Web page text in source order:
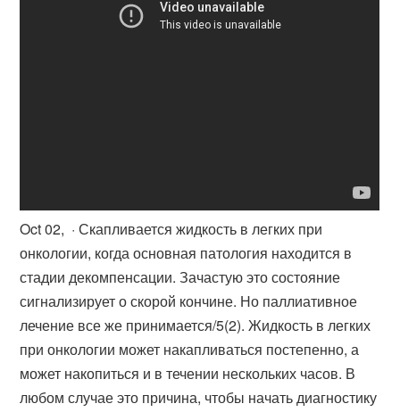
Oct 02, · Скапливается жидкость в легких при
онкологии, когда основная патология находится в
стадии декомпенсации. Зачастую это состояние
сигнализирует о скорой кончине. Но паллиативное
лечение все же принимается/5(2). Жидкость в легких
при онкологии может накапливаться постепенно, а
может накопиться и в течении нескольких часов. В
любом случае это причина, чтобы начать диагностику